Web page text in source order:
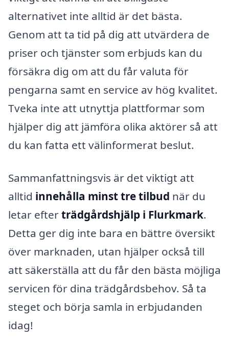
alternativet inte alltid är det bästa.
Genom att ta tid på dig att utvärdera de
priser och tjänster som erbjuds kan du
försäkra dig om att du får valuta för
pengarna samt en service av hög kvalitet.
Tveka inte att utnyttja plattformar som
hjälper dig att jämföra olika aktörer så att
du kan fatta ett välinformerat beslut.
Sammanfattningsvis är det viktigt att
alltid innehålla minst tre tilbud när du
letar efterträdgårdshjälp i Flurkmark.
Detta ger dig inte bara en bättre översikt
över marknaden, utan hjälper också till
att säkerställa att du får den bästa möjliga
servicen för dina trädgårdsbehov. Så ta
steget och börja samla in erbjudanden
idag!